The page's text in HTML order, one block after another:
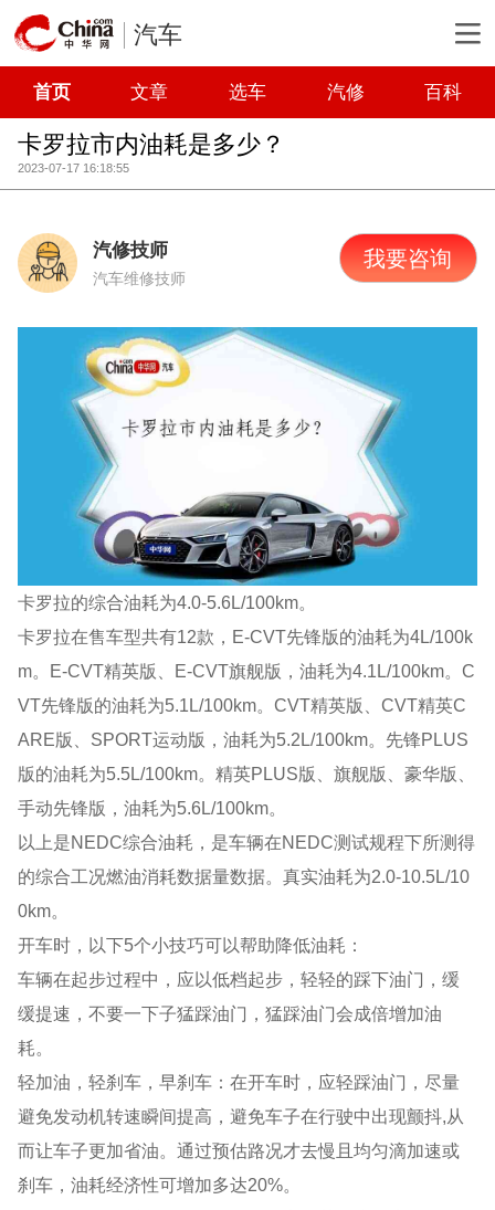
汽车
首页 文章 选车 汽修 百科
卡罗拉市内油耗是多少？
2023-07-17 16:18:55
汽修技师
汽车维修技师
我要咨询
卡罗拉的综合油耗为4.0-5.6L/100km。
卡罗拉在售车型共有12款，E-CVT先锋版的油耗为4L/100k
m。E-CVT精英版、E-CVT旗舰版，油耗为4.1L/100km。C
VT先锋版的油耗为5.1L/100km。CVT精英版、CVT精英C
ARE版、SPORT运动版，油耗为5.2L/100km。先锋PLUS
版的油耗为5.5L/100km。精英PLUS版、旗舰版、豪华版、
手动先锋版，油耗为5.6L/100km。
以上是NEDC综合油耗，是车辆在NEDC测试规程下所测得
的综合工况燃油消耗数据量数据。真实油耗为2.0-10.5L/10
0km。
开车时，以下5个小技巧可以帮助降低油耗：
车辆在起步过程中，应以低档起步，轻轻的踩下油门，缓
缓提速，不要一下子猛踩油门，猛踩油门会成倍增加油
耗。
轻加油，轻刹车，早刹车：在开车时，应轻踩油门，尽量
避免发动机转速瞬间提高，避免车子在行驶中出现颤抖,从
而让车子更加省油。通过预估路况才去慢且均匀滴加速或
刹车，油耗经济性可增加多达20%。